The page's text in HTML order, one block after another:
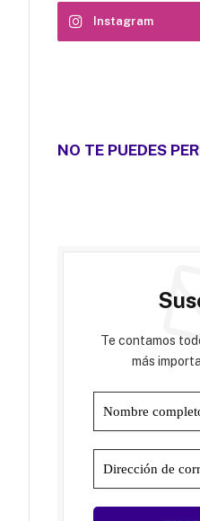
Instagram
NO TE PUEDES
Te contamos
más